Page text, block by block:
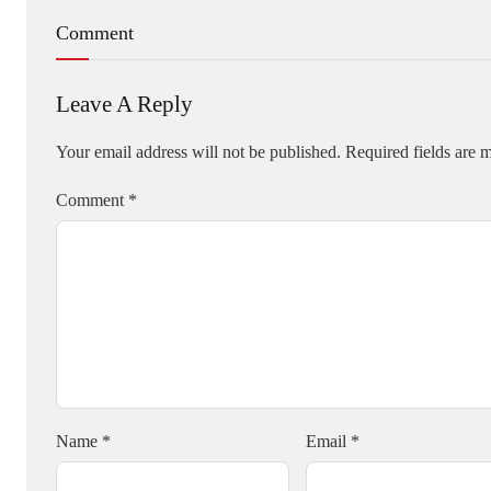
Comment
Leave A Reply
Your email address will not be published. Required fields are
Comment *
Name * Email *